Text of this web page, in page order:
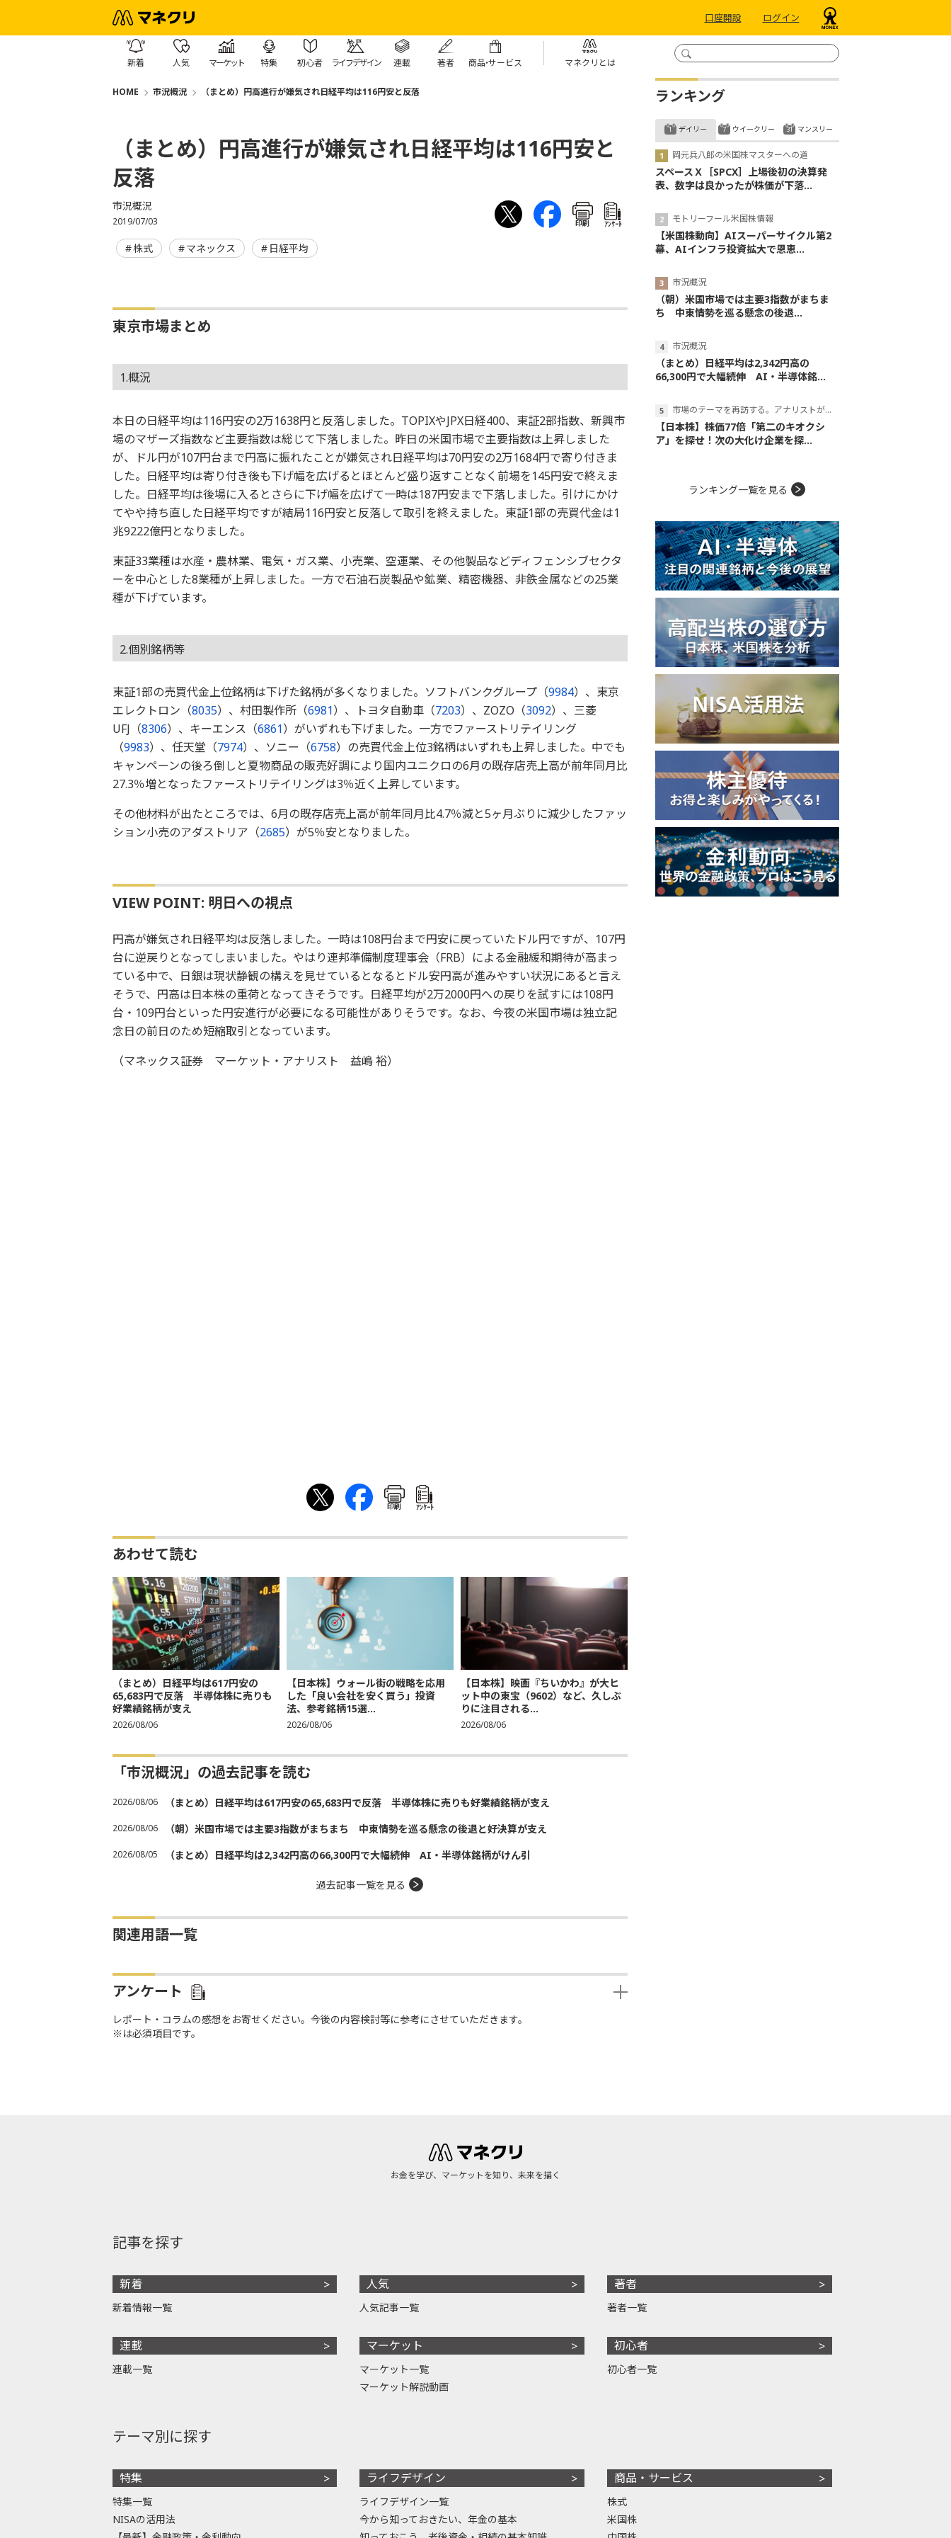
口座開設 ログイン
新着 人気 マーケット 特集 初心者 ライフデザイン 連載 著者 商品・サービス マネクリとは
HOME 市況概況 （まとめ）円高進行が嫌気され日経平均は116円安と反落
（まとめ）円高進行が嫌気され日経平均は116円安と
反落
市況概況
2019/07/03 印刷 ｱﾝｹｰﾄ
株式 マネックス 日経平均
東京市場まとめ
1.概況
本日の日経平均は116円安の2万1638円と反落しました。TOPIXやJPX日経400、東証2部指数、新興市
場のマザーズ指数など主要指数は総じて下落しました。昨日の米国市場で主要指数は上昇しました
が、ドル円が107円台まで円高に振れたことが嫌気され日経平均は70円安の2万1684円で寄り付きま
した。日経平均は寄り付き後も下げ幅を広げるとほとんど盛り返すことなく前場を145円安で終えま
した。日経平均は後場に入るとさらに下げ幅を広げて一時は187円安まで下落しました。引けにかけ
てやや持ち直した日経平均ですが結局116円安と反落して取引を終えました。東証1部の売買代金は1
兆9222億円となりました。
東証33業種は水産・農林業、電気・ガス業、小売業、空運業、その他製品などディフェンシブセクタ
ーを中心とした8業種が上昇しました。一方で石油石炭製品や鉱業、精密機器、非鉄金属などの25業
種が下げています。
2.個別銘柄等
東証1部の売買代金上位銘柄は下げた銘柄が多くなりました。ソフトバンクグループ（9984）、東京
エレクトロン（8035）、村田製作所（6981）、トヨタ自動車（7203）、ZOZO（3092）、三菱
UFJ（8306）、キーエンス（6861）がいずれも下げました。一方でファーストリテイリング
（9983）、任天堂（7974）、ソニー（6758）の売買代金上位3銘柄はいずれも上昇しました。中でも
キャンペーンの後ろ倒しと夏物商品の販売好調により国内ユニクロの6月の既存店売上高が前年同月比
27.3％増となったファーストリテイリングは3％近く上昇しています。
その他材料が出たところでは、6月の既存店売上高が前年同月比4.7％減と5ヶ月ぶりに減少したファッ
ション小売のアダストリア（2685）が5％安となりました。
VIEW POINT: 明日への視点
円高が嫌気され日経平均は反落しました。一時は108円台まで円安に戻っていたドル円ですが、107円
台に逆戻りとなってしまいました。やはり連邦準備制度理事会（FRB）による金融緩和期待が高まっ
ている中で、日銀は現状静観の構えを見せているとなるとドル安円高が進みやすい状況にあると言え
そうで、円高は日本株の重荷となってきそうです。日経平均が2万2000円への戻りを試すには108円
台・109円台といった円安進行が必要になる可能性がありそうです。なお、今夜の米国市場は独立記
念日の前日のため短縮取引となっています。
（マネックス証券 マーケット・アナリスト 益嶋 裕）
印刷 ｱﾝｹｰﾄ
あわせて読む
（まとめ）日経平均は617円安の
65,683円で反落 半導体株に売りも
好業績銘柄が支え
2026/08/06
【日本株】ウォール街の戦略を応用
した「良い会社を安く買う」投資
法、参考銘柄15選...
2026/08/06
【日本株】映画『ちいかわ』が大ヒ
ット中の東宝（9602）など、久しぶ
りに注目される...
2026/08/06
「市況概況」の過去記事を読む
2026/08/06 （まとめ）日経平均は617円安の65,683円で反落 半導体株に売りも好業績銘柄が支え
2026/08/06 （朝）米国市場では主要3指数がまちまち 中東情勢を巡る懸念の後退と好決算が支え
2026/08/05 （まとめ）日経平均は2,342円高の66,300円で大幅続伸 AI・半導体銘柄がけん引
過去記事一覧を見る
関連用語一覧
アンケート
レポート・コラムの感想をお寄せください。今後の内容検討等に参考にさせていただきます。
※は必須項目です。
ランキング
デイリー
岡元兵八郎の米国株マスターへの道
スペースＸ［SPCX］上場後初の決算発
表、数字は良かったが株価が下落...
モトリーフール米国株情報
【米国株動向】AIスーパーサイクル第2
幕、AIインフラ投資拡大で恩恵...
市況概況
（朝）米国市場では主要3指数がまちま
ち 中東情勢を巡る懸念の後退...
市況概況
（まとめ）日経平均は2,342円高の
66,300円で大幅続伸 AI・半導体銘...
市場のテーマを再訪する。アナリストが読み解くテーマの本質
【日本株】株価77倍「第二のキオクシ
ア」を探せ！次の大化け企業を探...
ウイークリー マンスリー
ランキング一覧を見る
お金を学び、マーケットを知り、未来を描く
記事を探す
新着
新着情報一覧
連載
連載一覧
人気
人気記事一覧
マーケット
マーケット一覧
マーケット解説動画
著者
著者一覧
初心者
初心者一覧
テーマ別に探す
特集
特集一覧
NISAの活用法
ライフデザイン
ライフデザイン一覧
今から知っておきたい、年金の基本
商品・サービス
株式
米国株